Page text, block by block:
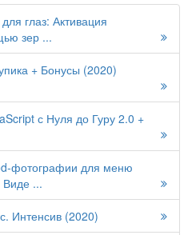
глаз: Активация
зер ...
+ Бонусы (2020)
с Нуля до Гуру 2.0 +
фотографии для меню
Виде ...
Интенсив (2020)